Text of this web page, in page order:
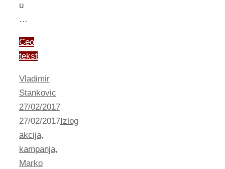
u
…
Ceo
tekst
Vladimir
Stankovic
27/02/2017
27/02/2017Izlog
akcija,
kampanja,
Marko